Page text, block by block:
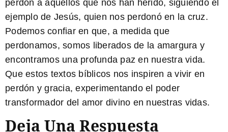
perdón a aquellos que nos han herido, siguiendo el
ejemplo de Jesús, quien nos perdonó en la cruz.
Podemos confiar en que, a medida que
perdonamos, somos liberados de la amargura y
encontramos una profunda paz en nuestra vida.
Que estos textos bíblicos nos inspiren a vivir en
perdón y gracia, experimentando el poder
transformador del amor divino en nuestras vidas.
Deja Una Respuesta